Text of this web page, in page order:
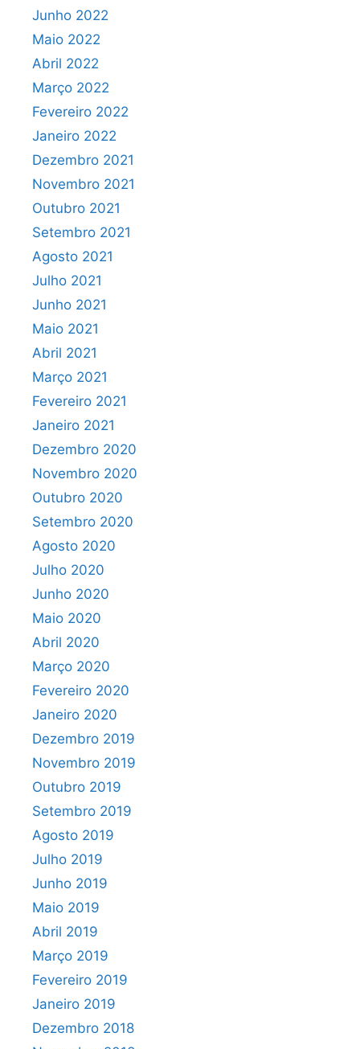
Junho 2022
Maio 2022
Abril 2022
Março 2022
Fevereiro 2022
Janeiro 2022
Dezembro 2021
Novembro 2021
Outubro 2021
Setembro 2021
Agosto 2021
Julho 2021
Junho 2021
Maio 2021
Abril 2021
Março 2021
Fevereiro 2021
Janeiro 2021
Dezembro 2020
Novembro 2020
Outubro 2020
Setembro 2020
Agosto 2020
Julho 2020
Junho 2020
Maio 2020
Abril 2020
Março 2020
Fevereiro 2020
Janeiro 2020
Dezembro 2019
Novembro 2019
Outubro 2019
Setembro 2019
Agosto 2019
Julho 2019
Junho 2019
Maio 2019
Abril 2019
Março 2019
Fevereiro 2019
Janeiro 2019
Dezembro 2018